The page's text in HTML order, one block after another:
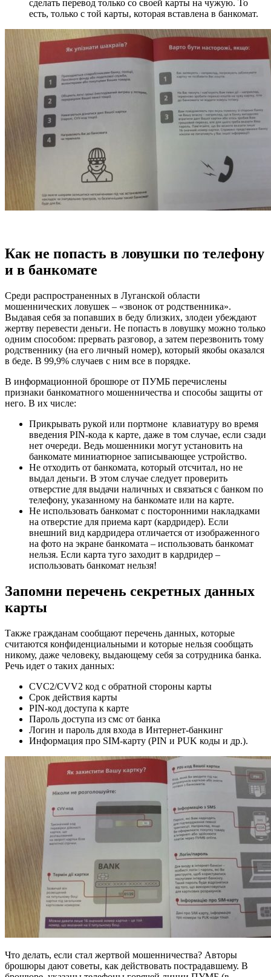
сделать перевод только со своей карты на чужую. То
есть, только с той карты, которая вставлена в банкомат.
Как не попасть в ловушки по телефону
и в банкомате
Среди распространенных в Луганской области
мошеннических ловушек – «звонок от родственника».
Выдавая себя за попавших в беду близких, злодеи убеждают
жертву перевести деньги. Не попасть в ловушку можно только
одним способом: прервать разговор, а затем перезвонить тому
родственнику (на его личный номер), который якобы оказался
в беде. В 99,9% случаев с ним все в порядке.
В информационной брошюре от ПУМБ перечислены
признаки банкоматного мошенничества и способы защиты от
него. В их числе:
Прикрывать рукой или портмоне клавиатуру во время
введения PIN-кода к карте, даже в том случае, если сзади
нет очереди. Ведь мошенники могут установить на
банкомате миниатюрное записывающее устройство.
Не отходить от банкомата, который отсчитал, но не
выдал деньги. В этом случае следует проверить
отверстие для выдачи наличных и связаться с банком по
телефону, указанному на банкомате или на карте.
Не использовать банкомат с посторонними накладками
на отверстие для приема карт (кардридер). Если
внешний вид кардридера отличается от изображенного
на фото на экране банкомата – использовать банкомат
нельзя. Если карта туго заходит в кардридер –
использовать банкомат нельзя!
Запомни перечень секретных данных
карты
Также гражданам сообщают перечень данных, которые
считаются конфиденциальными и которые нельзя сообщать
никому, даже человеку, выдающему себя за сотрудника банка.
Речь идет о таких данных:
CVC2/CVV2 код с обратной стороны карты
Срок действия карты
PIN-код доступа к карте
Пароль доступа из смс от банка
Логин и пароль для входа в Интернет-банкинг
Информация про SIM-карту (PIN и PUK коды и др.).
Что делать, если стал жертвой мошенничества? Авторы
брошюры дают советы, как действовать пострадавшему. В